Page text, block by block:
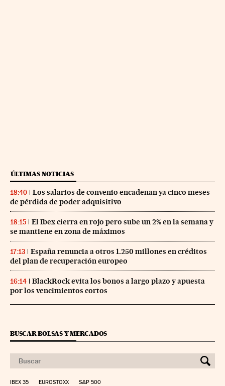
ÚLTIMAS NOTICIAS
18:40
Los salarios de convenio encadenan ya cinco meses
de pérdida de poder adquisitivo
18:15
El Ibex cierra en rojo pero sube un 2% en la semana y
se mantiene en zona de máximos
17:13
España renuncia a otros 1.250 millones en créditos
del plan de recuperación europeo
16:14
BlackRock evita los bonos a largo plazo y apuesta
por los vencimientos cortos
BUSCAR BOLSAS Y MERCADOS
IBEX 35 EUROSTOXX S&P 500